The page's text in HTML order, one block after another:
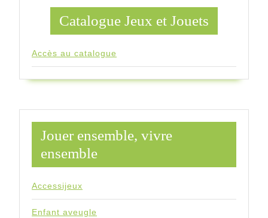
Catalogue Jeux et Jouets
Accès au catalogue
Jouer ensemble, vivre
ensemble
Accessijeux
Enfant aveugle